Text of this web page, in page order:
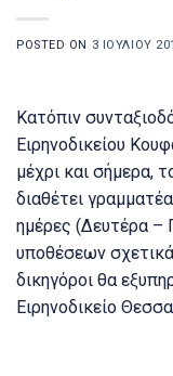
POSTED ON 3 ΙΟΥΛΊΟΥ
Κατόπιν
Ειρηνοδικείου
μέχρι και σήμερα,
διαθέτει
ημέρες (Δευτέρα –
υποθέσεων
δικηγόροι θα
Ειρηνοδικείο